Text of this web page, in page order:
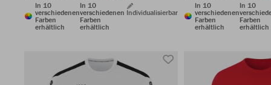
In 10
verschiedenen
Farben
erhältlich
In 10
verschiedenen
Farben
erhältlich
Individualisierbar
In 10
verschiedenen
Farben
erhältlich
In 10
Farben
erhältlich